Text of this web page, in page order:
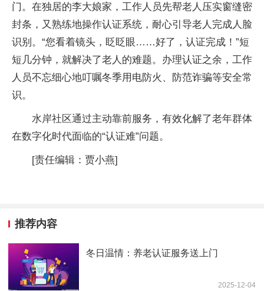
门。在独居的李大娘家，工作人员先帮老人压实窗缝密
封条，又熟练地操作认证系统，耐心引导老人完成人脸
识别。“您看着镜头，眨眨眼……好了，认证完成！”短
短几分钟，就解决了老人的难题。办理认证之余，工作
人员不忘细心地叮嘱冬季用电防火、防范诈骗等安全常
识。
水岸社区通过主动靠前服务，有效化解了老年群体
在数字化时代面临的“认证难”问题。
[责任编辑：贾小燕]
推荐内容
冬日温情：养老认证服务送上门
2025-12-04